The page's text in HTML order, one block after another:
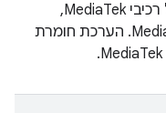
הנקודות הפגיעות האלה משפיעות על רכיבי MediaTek,
ופרטים נוספים זמינים ישירות מ-MediaTek. הערכת חומרת